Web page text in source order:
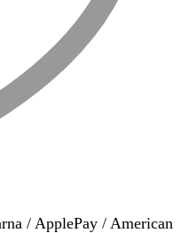
/ ApplePay / American